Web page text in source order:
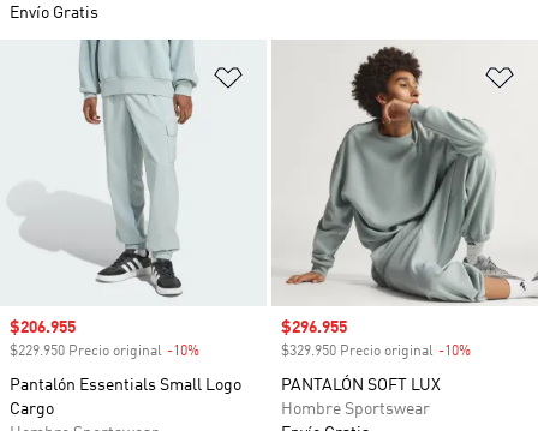
Envío Gratis
Añadir a la lista de deseos
Precio de venta
$206.955
$229.950 Precio original -10%
Pantalón Essentials Small Logo
Cargo
Precio de venta
$296.955
$329.950 Precio original -10%
PANTALÓN SOFT LUX
Hombre Sportswear